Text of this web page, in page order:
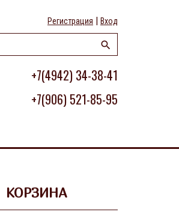
Регистрация | Вход
+7(4942) 34-38-41
+7(906) 521-85-95
КОРЗИНА